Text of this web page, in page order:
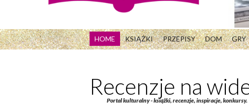
HOME KSIĄŻKI PRZEPISY DOM GRY
Recenzje na
Portal kulturalny - książki, recenzje, inspiracje, konkursy.